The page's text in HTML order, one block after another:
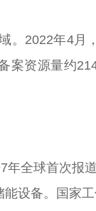
2022年4月
案资源量约
球首次报道
设备。国家